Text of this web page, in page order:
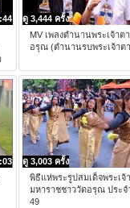
ดู 3,444 ครั้ง
MV เพลงตำนานพระเจ้าต
อรุณ (ตำนานรบพระเจ้าต
ดู 3,003 ครั้ง
พิธีแห่พระรูปสมเด็จพระเจ้
มหาราชชาววัดอรุณ ประจ
49